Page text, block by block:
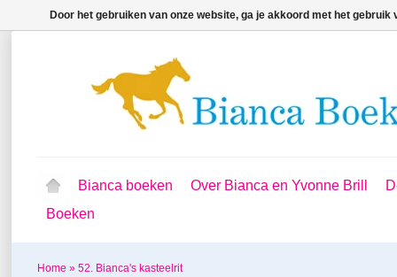
Bianca boeken Over Bianca en Yvonne Brill
Boeken
Home » 52. Bianca's kasteelrit
Door het gebruiken van onze website, ga je akkoord met het